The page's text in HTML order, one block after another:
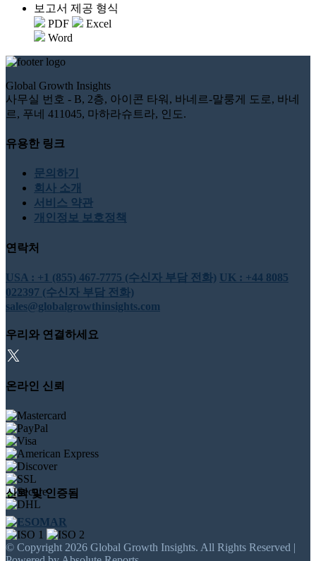
보고서 제공 형식
PDF
Excel
Word
Global Growth Insights
사무실 번호 - B, 2층, 아이콘 타워, 바네르-말룽게 도로, 바네
르, 푸네 411045, 마하라슈트라, 인도.
유용한 링크
문의하기
회사 소개
서비스 약관
개인정보 보호정책
연락처
USA : +1 (855) 467-7775 (수신자 부담 전화) UK : +44 8085
022397 (수신자 부담 전화)
sales@globalgrowthinsights.com
우리와 연결하세요
온라인 신뢰
신뢰 및 인증됨
© Copyright 2026 Global Growth Insights. All Rights Reserved |